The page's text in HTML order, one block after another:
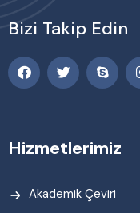
Bizi Takip Edin
Hizmetlerimiz
Akademik Çeviri